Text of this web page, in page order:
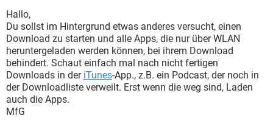
Hallo,
Du sollst im Hintergrund etwas anderes versucht, einen
Download zu starten und alle Apps, die nur über WLAN
heruntergeladen werden können, bei ihrem Download
behindert. Schaut einfach mal nach nicht fertigen
Downloads in der iTunes-App., z.B. ein Podcast, der noch in
der Downloadliste verweilt. Erst wenn die weg sind, Laden
auch die Apps.
MfG